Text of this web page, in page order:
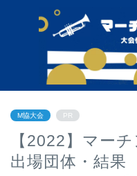
M協大会 PR
【2022】マー
出場団体・結果